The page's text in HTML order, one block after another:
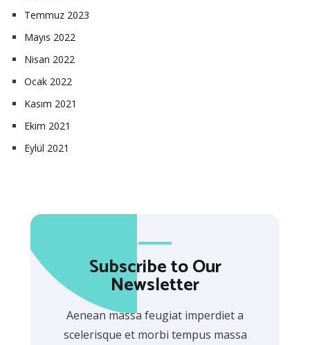
Temmuz 2023
Mayıs 2022
Nisan 2022
Ocak 2022
Kasım 2021
Ekim 2021
Eylül 2021
Subscribe to Our
Newsletter
Aenean massa feugiat imperdiet a
scelerisque et morbi tempus massa